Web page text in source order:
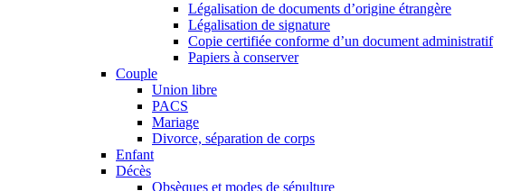
Légalisation de documents d’origine étrangère
Légalisation de signature
Copie certifiée conforme d’un document administratif
Papiers à conserver
Couple
Union libre
PACS
Mariage
Divorce, séparation de corps
Enfant
Décès
Obsèques et modes de sépulture